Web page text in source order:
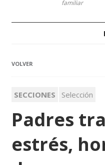
familiar
VOLVER
SECCIONES Selección
Padres
estrés,